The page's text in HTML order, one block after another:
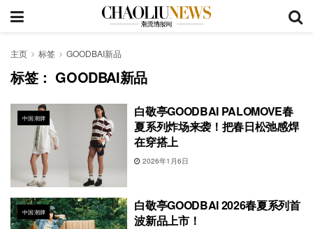
主页 标签 GOODBAI新品
标签：GOODBAI新品
中国潮牌
白敬亭GOODBAI PALOMOVE春
夏系列炸场来袭！把春日松弛感焊
在穿搭上
2026年1月6日
中国潮牌
白敬亭GOODBAI 2026春夏系列首
波新品上市！